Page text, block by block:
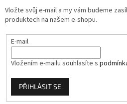
k
y
ý
s
Vložte svůj e-mail a my vám budeme
produktech na našem e-shopu.
E-mail
Vložením e-mailu souhlasíte s
PŘIHLÁSIT SE